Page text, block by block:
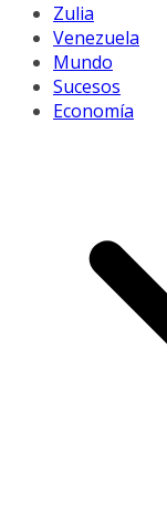
Zulia
Venezuela
Mundo
Sucesos
Economía